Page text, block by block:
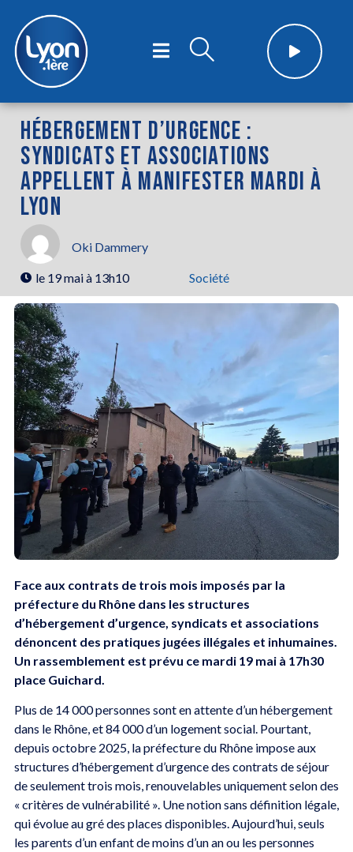
HÉBERGEMENT D’URGENCE :
SYNDICATS ET ASSOCIATIONS
APPELLENT À MANIFESTER MARDI À
LYON
Oki Dammery
le 19 mai à 13h10 Société
Face aux contrats de trois mois imposés par la
préfecture du Rhône dans les structures
d’hébergement d’urgence, syndicats et associations
dénoncent des pratiques jugées illégales et inhumaines.
Un rassemblement est prévu ce mardi 19 mai à 17h30
place Guichard.
Plus de 14 000 personnes sont en attente d’un hébergement
dans le Rhône, et 84 000 d’un logement social. Pourtant,
depuis octobre 2025, la préfecture du Rhône impose aux
structures d’hébergement d’urgence des contrats de séjour
de seulement trois mois, renouvelables uniquement selon des
« critères de vulnérabilité ». Une notion sans définition légale,
qui évolue au gré des places disponibles. Aujourd’hui, seuls
les parents d’un enfant de moins d’un an ou les personnes